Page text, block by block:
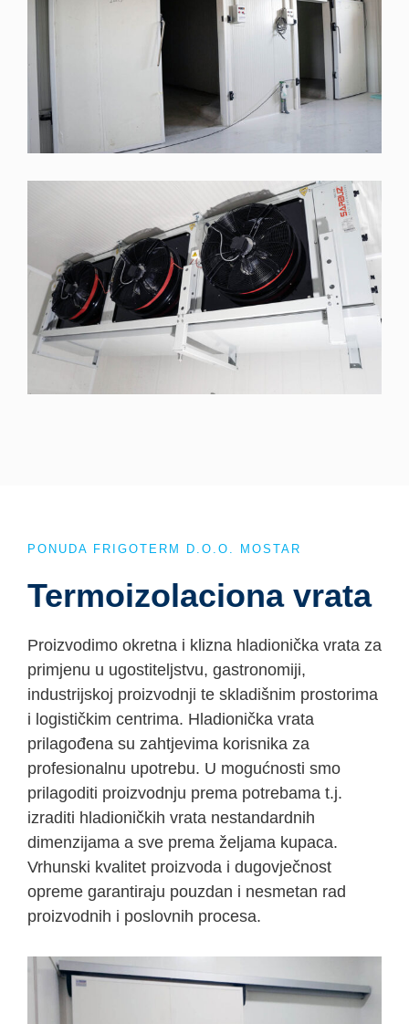
PONUDA FRIGOTERM D.O.O. MOSTAR
Termoizolaciona vrata
Proizvodimo okretna i klizna hladionička vrata za
primjenu u ugostiteljstvu, gastronomiji,
industrijskoj proizvodnji te skladišnim prostorima
i logističkim centrima. Hladionička vrata
prilagođena su zahtjevima korisnika za
profesionalnu upotrebu. U mogućnosti smo
prilagoditi proizvodnju prema potrebama t.j.
izraditi hladioničkih vrata nestandardnih
dimenzijama a sve prema željama kupaca.
Vrhunski kvalitet proizvoda i dugovječnost
opreme garantiraju pouzdan i nesmetan rad
proizvodnih i poslovnih procesa.